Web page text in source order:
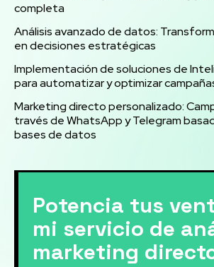
completa
Análisis avanzado de datos:
en decisiones estratégicas
Implementación de soluciones de
para automatizar y optimizar
Marketing directo personalizado:
través de WhatsApp y Telegram
bases de datos
Potencia tus
mi servicio de
marketing